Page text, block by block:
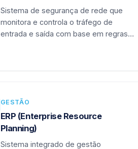
Sistema de segurança de rede que
monitora e controla o tráfego de
entrada e saída com base em regras
GESTÃO
ERP (Enterprise Resource
Planning)
Sistema integrado de gestão